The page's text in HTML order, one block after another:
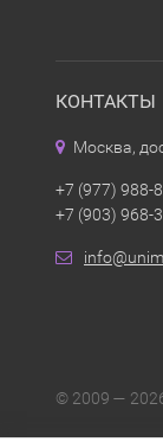
КОНТАКТЫ
Москва,
+7 (977) 988-
+7 (903) 968-
© 2009 —